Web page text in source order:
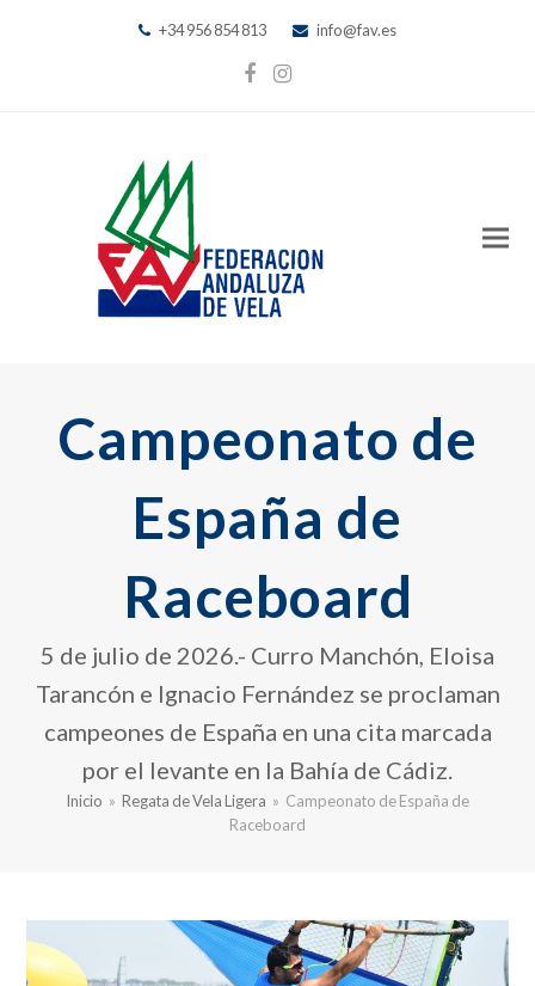
+34 956 854 813 info@fav.es
Facebook
Instagram
Campeonato de
España de
Raceboard
5 de julio de 2026.- Curro Manchón, Eloisa
Tarancón e Ignacio Fernández se proclaman
campeones de España en una cita marcada
por el levante en la Bahía de Cádiz.
Inicio » Regata de Vela Ligera » Campeonato de España de
Raceboard